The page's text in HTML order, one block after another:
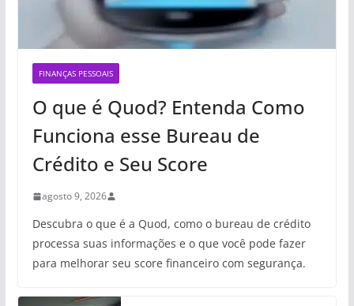
FINANÇAS PESSOAIS
O que é Quod? Entenda Como
Funciona esse Bureau de
Crédito e Seu Score
agosto 9, 2026
Descubra o que é a Quod, como o bureau de crédito
processa suas informações e o que você pode fazer
para melhorar seu score financeiro com segurança.